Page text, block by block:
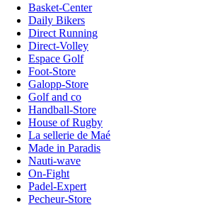
Basket-Center
Daily Bikers
Direct Running
Direct-Volley
Espace Golf
Foot-Store
Galopp-Store
Golf and co
Handball-Store
House of Rugby
La sellerie de Maé
Made in Paradis
Nauti-wave
On-Fight
Padel-Expert
Pecheur-Store